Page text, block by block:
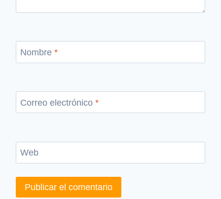
Nombre *
Correo electrónico *
Web